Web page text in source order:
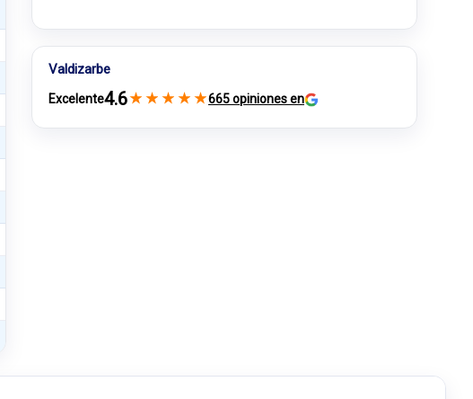
Valdizarbe
Excelente4.6★ ★ ★ ★ ★665 opiniones en